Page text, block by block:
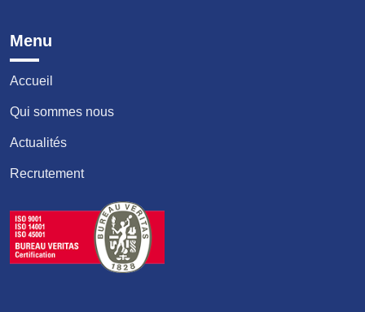
Menu
Accueil
Qui sommes nous
Actualités
Recrutement